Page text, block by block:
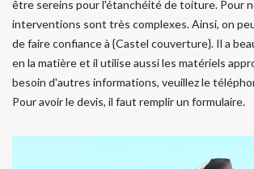
être sereins pour l'étanchéité de toiture. Pour
interventions sont très complexes. Ainsi, on
de faire confiance à {Castel couverture}. Il a
en la matière et il utilise aussi les matériels
besoin d'autres informations, veuillez le
Pour avoir le devis, il faut remplir un formulaire.